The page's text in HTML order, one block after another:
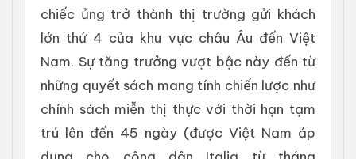
chiếc ủng trở thành thị trường gửi khách
lớn thứ 4 của khu vực châu Âu đến Việt
Nam. Sự tăng trưởng vượt bậc này đến từ
những quyết sách mang tính chiến lược như
chính sách miễn thị thực với thời hạn tạm
trú lên đến 45 ngày (được Việt Nam áp